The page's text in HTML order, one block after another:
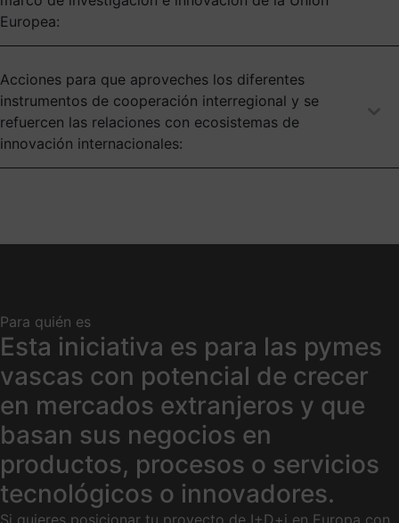
Europea:
Acciones para que aproveches los diferentes
instrumentos de cooperación interregional y se
refuercen las relaciones con ecosistemas de
innovación internacionales:
Para quién es
Esta iniciativa es para las pymes
vascas con potencial de crecer
en mercados extranjeros y que
basan sus negocios en
productos, procesos o servicios
tecnológicos o innovadores.